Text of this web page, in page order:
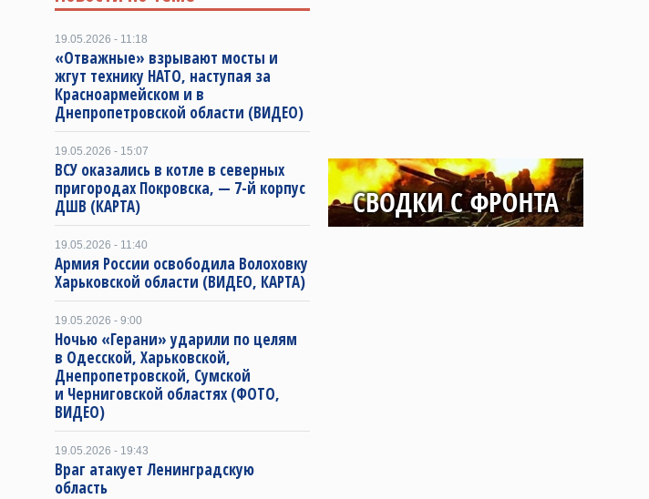
19.05.2026 - 11:18
«Отважные» взрывают мосты и
жгут технику НАТО, наступая за
Красноармейском и в
Днепропетровской области (ВИДЕО)
19.05.2026 - 15:07
ВСУ оказались в котле в северных
пригородах Покровска, — 7-й корпус
ДШВ (КАРТА)
19.05.2026 - 11:40
Армия России освободила Волоховку
Харьковской области (ВИДЕО, КАРТА)
19.05.2026 - 9:00
Ночью «Герани» ударили по целям
в Одесской, Харьковской,
Днепропетровской, Сумской
и Черниговской областях (ФОТО,
ВИДЕО)
19.05.2026 - 19:43
Враг атакует Ленинградскую
область